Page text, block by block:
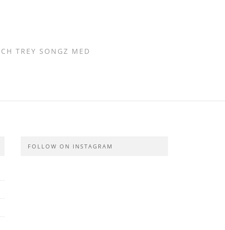
TREY SONGZ MED
FOLLOW ON INSTAGRAM